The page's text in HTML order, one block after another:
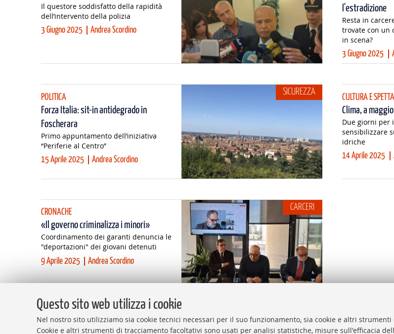
Questo sito web utilizza i cookie
Nel nostro sito utilizziamo sia cookie tecnici necessari per il suo funzionamento, sia cookie e altri
Cookie e altri strumenti di tracciamento facoltativi sono usati per analisi statistiche, misure sull'efficacia
Il questore soddisfatto della rapidità
dell’intervento della polizia
3 Giugno 2025 Andrea Scordino
l'estradizione
Resta in
trovate con un
in scena?
3 Giugno 2025
POLITICA
SICUREZZA
Forza Italia: sit-in antidegrado in
Foscherara
Primo appuntamento dell’iniziativa
“Periferie al Centro”
15 Aprile 2025 Andrea Scordino
CULTURA E
Clima, a
Due giorni per
sensibilizzare
idriche
14 Aprile 2025
CRONACHE
CARCERI
«Il governo criminalizza i minori»
Coordinamento dei garanti denuncia le
"deportazioni" dei giovani detenuti
9 Aprile 2025 Andrea Scordino